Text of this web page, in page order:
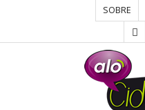
SOBRE